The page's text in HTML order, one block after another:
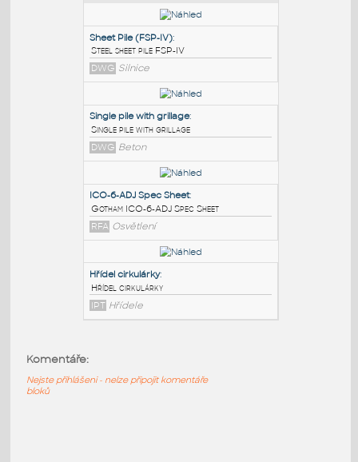
PODOBNÉ BLOKY
Sheet Pile (FSP-IV):
Steel sheet pile FSP-IV
DWG Silnice
Single pile with grillage
Single pile with grillage
DWG Beton
Osvětlení
Komentáře:
Nejste přihlášeni - nelze připojit komentáře
bloků